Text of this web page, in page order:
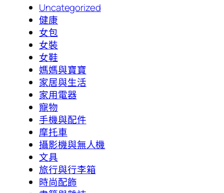
Uncategorized
健康
女包
女裝
女鞋
媽媽與寶寶
家居與生活
家用電器
寵物
手機與配件
摩托車
攝影機與無人機
文具
旅行與行李箱
時尚配飾